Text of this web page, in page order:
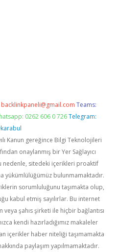
backlinkpaneli@gmail.com Teams:
0262 606 0 726 Telegram:
Kanun gereğince Bilgi Teknolojileri
onaylanmış bir Yer Sağlayıcı
nedenle, sitedeki içerikleri proaktif
yükümlülüğümüz bulunmamaktadır.
sorumluluğunu taşımakta olup,
kabul etmiş sayılırlar. Bu internet
şahıs şirketi ile hiçbir bağlantısı
kendi hazırladığımız makaleler
içerikler haber niteliği taşımamakta
paylaşım yapılmamaktadır.